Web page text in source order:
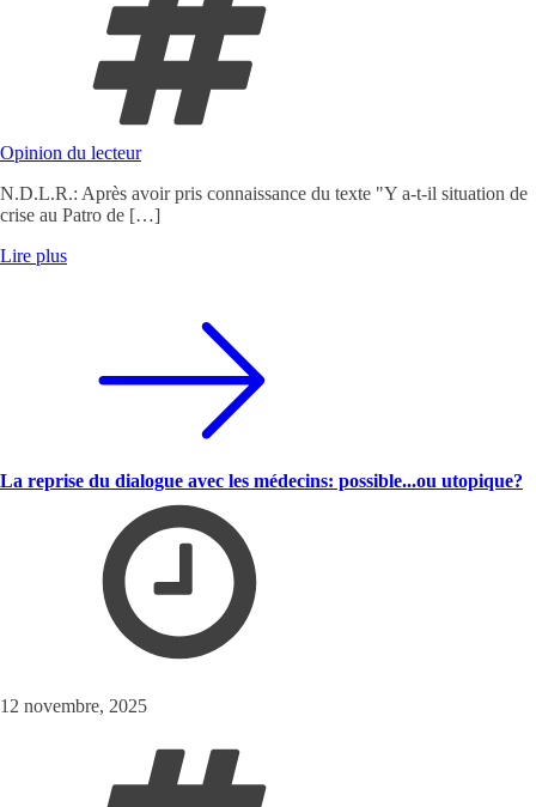
Opinion du lecteur
N.D.L.R.: Après avoir pris connaissance du texte "Y a-t-il situation de
crise au Patro de […]
Lire plus
La reprise du dialogue avec les médecins: possible...ou utopique?
12 novembre, 2025